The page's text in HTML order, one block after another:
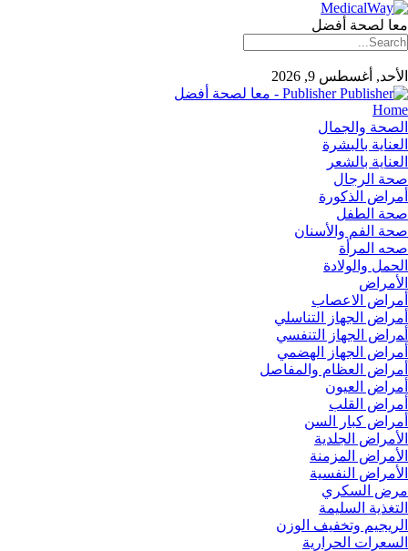
معا لصحة أفضل
الأحد, أغسطس 9, 2026
Publisher - معا لصحة أفضل
Home
الصحة والجمال
العناية بالبشرة
العناية بالشعر
صحة الرجال
أمراض الذكورة
صحة الطفل
صحة الفم والأسنان
صحه المرأة
الحمل والولادة
الأمراض
أمراض الاعصاب
أمراض الجهاز التناسلي
أﻤراض اﻟﺠﻬﺎز اﻟﺘﻨﻔﺴﻲ
أمراض الجهاز الهضمي
أمراض العظام والمفاصل
أمراض العيون
أمراض القلب
أمراض كبار السن
الأمراض الجلدية
الأمراض المزمنة
الأمراض النفسية
مرض السكري
التغذية السليمة
الريجيم وتخفيف الوزن
السعرات الحرارية